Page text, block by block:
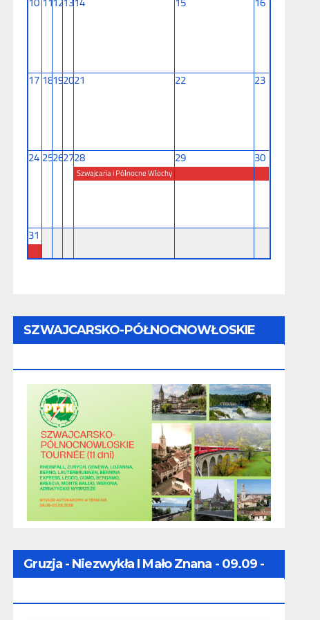
1718192021 22 23
2425262728
Szwajcaria i Północne Włochy
29 30
31
SZWAJCARSKO-PÓŁNOCNOWŁOSKIE
Gruzja - Niezwykła I Mało Znana - 09.09 -